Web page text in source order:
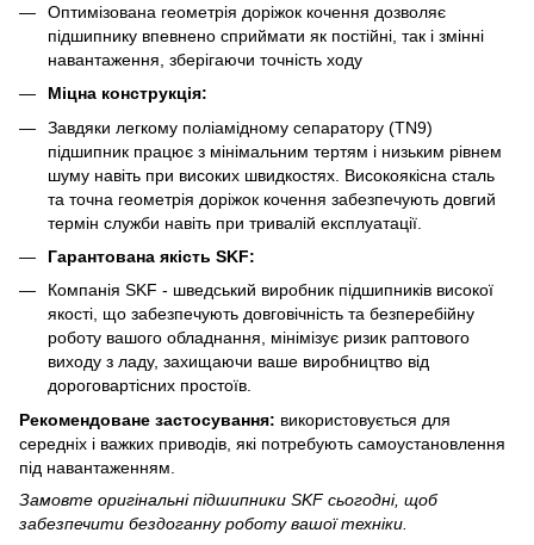
Оптимізована геометрія доріжок кочення дозволяє
підшипнику впевнено сприймати як постійні, так і змінні
навантаження, зберігаючи точність ходу
Міцна конструкція:
Завдяки легкому поліамідному сепаратору (TN9)
підшипник працює з мінімальним тертям і низьким рівнем
шуму навіть при високих швидкостях. Високоякісна сталь
та точна геометрія доріжок кочення забезпечують довгий
термін служби навіть при тривалій експлуатації.
Гарантована якість SKF:
Компанія SKF - шведський виробник підшипників високої
якості, що забезпечують довговічність та безперебійну
роботу вашого обладнання, мінімізує ризик раптового
виходу з ладу, захищаючи ваше виробництво від
дороговартісних простоїв.
Рекомендоване застосування: використовується для
середніх і важких приводів, які потребують самоустановлення
під навантаженням.
Замовте оригінальні підшипники SKF сьогодні, щоб
забезпечити бездоганну роботу вашої техніки.